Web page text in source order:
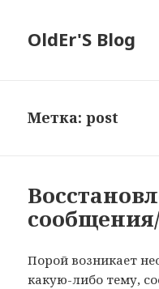
OldEr'S Blog
Метка:post
Порой возникает
какую-либо тему,